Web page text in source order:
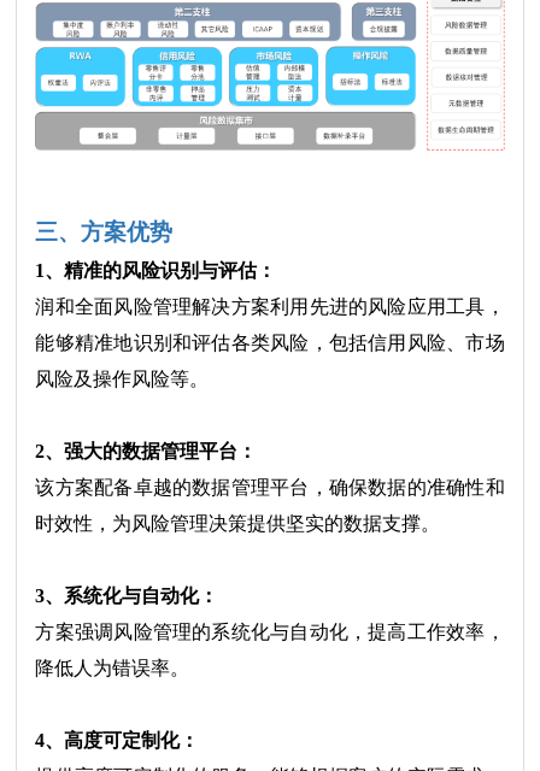
三、方案优势
1、精准的风险识别与评估：
润和全面风险管理解决方案利用先进的风险应用工具，
能够精准地识别和评估各类风险，包括信用风险、市场
风险及操作风险等。
2、强大的数据管理平台：
该方案配备卓越的数据管理平台，确保数据的准确性和
时效性，为风险管理决策提供坚实的数据支撑。
3、系统化与自动化：
方案强调风险管理的系统化与自动化，提高工作效率，
降低人为错误率。
4、高度可定制化：